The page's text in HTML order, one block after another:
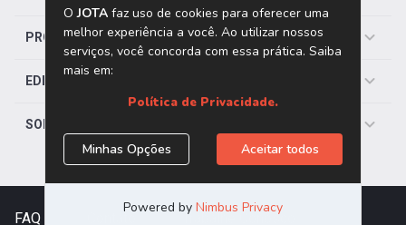
PRO SAÚDE
EDITORIAS
SOBRE O JOTA
FAQ Trabalhe Conosco